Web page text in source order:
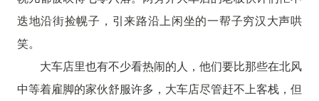
迭地沿街捡幌子，引来路沿上闲坐的一帮子穷汉大声哄
笑。
大车店里也有不少看热闹的人，他们要比那些在北风
中等着雇脚的家伙舒服许多，大车店尽管赶不上客栈，但